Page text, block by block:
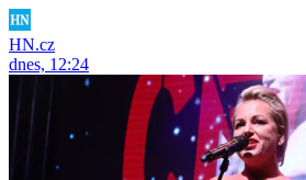
HN.cz
dnes, 12:24